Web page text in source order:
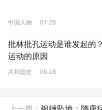
中国人物 07-28
批林批孔运动是谁发起的
运动的原因
共和国史 09-18